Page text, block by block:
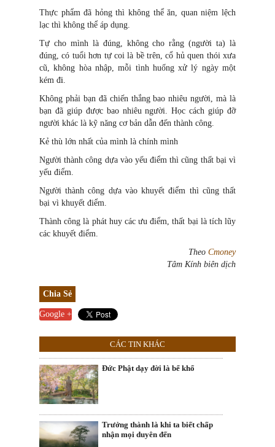
Thực phẩm đã hỏng thì không thể ăn, quan niệm lệch
lạc thì không thể áp dụng.
Tự cho mình là đúng, không cho rằng (người ta) là
đúng, có tuổi hơn tự coi là bề trên, cổ hủ quen thói xưa
cũ, không hòa nhập, mỗi tình huống xử lý ngày một
kém đi.
Không phải bạn đã chiến thắng bao nhiêu người, mà là
bạn đã giúp được bao nhiêu người. Học cách giúp đỡ
người khác là kỹ năng cơ bản dẫn đến thành công.
Kẻ thù lớn nhất của mình là chính mình
Người thành công dựa vào yếu điểm thì cũng thất bại vì
yếu điểm.
Người thành công dựa vào khuyết điểm thì cũng thất
bại vì khuyết điểm.
Thành công là phát huy các ưu điểm, thất bại là tích lũy
các khuyết điểm.
Theo Cmoney
Tâm Kính biên dịch
Chia Sẻ
Google +
CÁC TIN KHÁC
Đức Phật dạy đời là bể khổ
Trưởng thành là khi ta biết chấp
nhận mọi duyên đến